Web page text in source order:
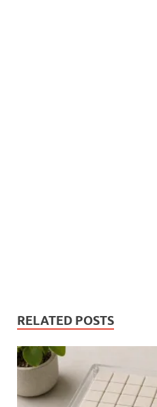
RELATED POSTS